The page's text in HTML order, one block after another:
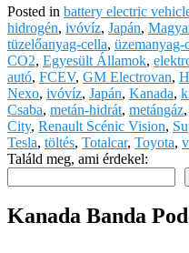
Posted in battery electric
hidrogén, ivóvíz, Japán,
tüzelőanyag-cella, üzemanyag-
CO2, Egyesült Államok,
autó, FCEV, GM Electrovan,
Nexo, ivóvíz, Japán, Kanada,
Csaba, metán-hidrát, metángáz,
City, Renault Scénic Vision,
Tesla, töltés, Totalcar, Toyota,
Találd meg, ami érdekel:
Kanada Banda